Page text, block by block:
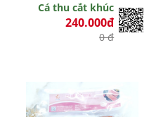
Cá thu cắt khúc
240.000đ
0 đ